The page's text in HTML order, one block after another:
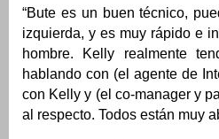
“Bute es un buen técnico,
izquierda, y es muy rápido e
hombre. Kelly realmente
hablando con (el agente de
con Kelly y (el co-manager y
al respecto. Todos están muy